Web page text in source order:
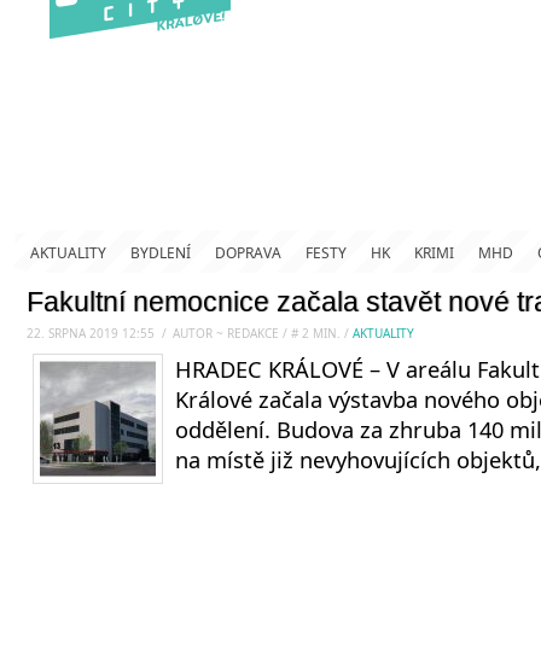
AKTUALITY BYDLENÍ DOPRAVA FESTY HK KRIMI MHD
Fakultní nemocnice začala stavět nové
22. SRPNA 2019 12:55 / AUTOR ~ REDAKCE / # 2 MIN. / AKTUALITY
HRADEC KRÁLOVÉ – V areálu
Králové začala výstavba nového
oddělení. Budova za zhruba 140
na místě již nevyhovujících